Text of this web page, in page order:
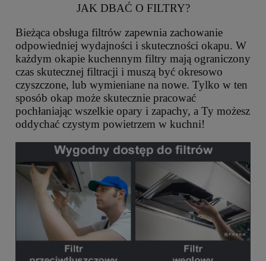
JAK DBAĆ O FILTRY?
Bieżąca obsługa filtrów zapewnia zachowanie
odpowiedniej wydajności i skuteczności okapu. W
każdym okapie kuchennym filtry mają ograniczony
czas skutecznej filtracji i muszą być okresowo
czyszczone, lub wymieniane na nowe. Tylko w ten
sposób okap może skutecznie pracować
pochłaniając wszelkie opary i zapachy, a Ty możesz
oddychać czystym powietrzem w kuchni!